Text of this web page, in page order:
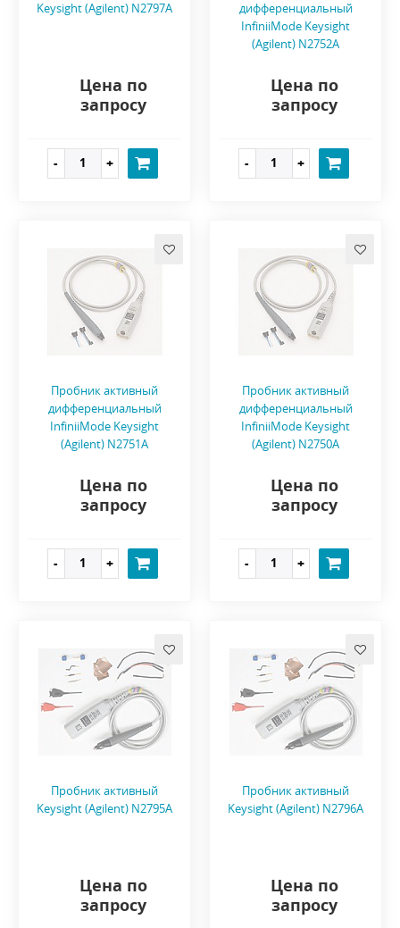
Keysight (Agilent) N2797A
Цена по
запросу
дифференциальный
InfiniiMode Keysight
(Agilent) N2752A
Цена по
запросу
Пробник активный
дифференциальный
InfiniiMode Keysight
(Agilent) N2751A
Цена по
запросу
Пробник активный
дифференциальный
InfiniiMode Keysight
(Agilent) N2750A
Цена по
запросу
Пробник активный
Keysight (Agilent) N2795A
Цена по
запросу
Пробник активный
Keysight (Agilent) N2796A
Цена по
запросу